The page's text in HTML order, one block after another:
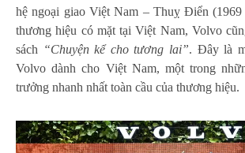
hệ ngoại giao Việt Nam – Thuỵ Điển
thương hiệu có mặt tại Việt Nam, Volvo
sách “Chuyện kể cho tương lai”. Đây là
Volvo dành cho Việt Nam, một trong
trưởng nhanh nhất toàn cầu của thương hiệu.